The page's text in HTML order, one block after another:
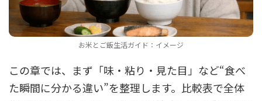
お米とご飯生活ガイド：イメージ
この章では、まず「味・粘り・見た目」など“食べ
た瞬間に分かる違い”を整理します。比較表で全体